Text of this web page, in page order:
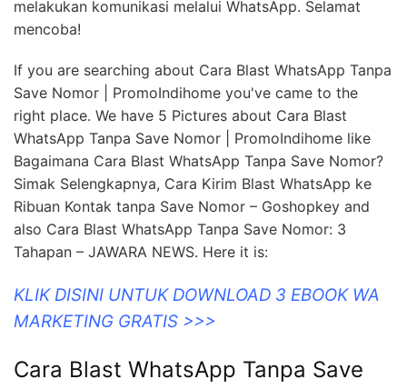
melakukan komunikasi melalui WhatsApp. Selamat
mencoba!
If you are searching about Cara Blast WhatsApp Tanpa
Save Nomor | PromoIndihome you've came to the
right place. We have 5 Pictures about Cara Blast
WhatsApp Tanpa Save Nomor | PromoIndihome like
Bagaimana Cara Blast WhatsApp Tanpa Save Nomor?
Simak Selengkapnya, Cara Kirim Blast WhatsApp ke
Ribuan Kontak tanpa Save Nomor – Goshopkey and
also Cara Blast WhatsApp Tanpa Save Nomor: 3
Tahapan – JAWARA NEWS. Here it is:
KLIK DISINI UNTUK DOWNLOAD 3 EBOOK WA
MARKETING GRATIS >>>
Cara Blast WhatsApp Tanpa Save